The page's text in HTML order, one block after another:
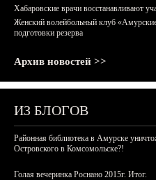
Хабаровские врачи восстанавливают
Женский волейбольный клуб
подготовки резерва
Архив новостей >>
ИЗ БЛОГОВ
Районная библиотека в Амурске
Островского в Комсомольске?!
Голая вечеринка Роснано 2015г. Итог.